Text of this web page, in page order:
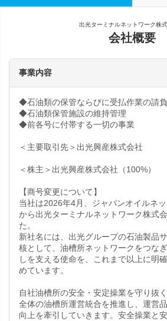
出光ターミナルネットワーク株
会社概要
事業内容
◆石油類の保管ならびに受払作業の請負
◆石油類保管施設の維持管理
◆前各号に付帯する一切の事業
＜主要取引先＞出光興産株式会社
＜株主＞出光興産株式会社（100%）
【商号変更について】
当社は2026年4月、ジャパンオイルネッ
から出光ターミナルネットワーク株式
た。
新社名には、出光グループの石油製品
核として、油槽所ネットワークをつな
しを支える使命を、これまで以上に明
めています。
自社油槽所の安全・安定操業を守り抜
全体の油槽所運営統合を推進し、運営
向上を牽引していきます。安全操業と